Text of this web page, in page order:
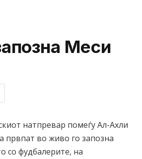
Меси
натпревар помеѓу Ал-Ахли
првпат во живо го запозна
со фудбалерите, на